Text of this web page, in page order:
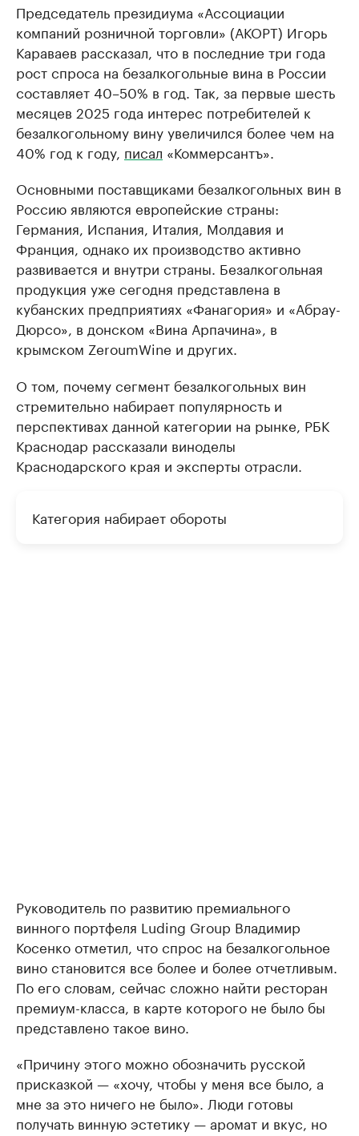
Председатель президиума «Ассоциации
компаний розничной торговли» (АКОРТ) Игорь
Караваев рассказал, что в последние три года
рост спроса на безалкогольные вина в России
составляет 40–50% в год. Так, за первые шесть
месяцев 2025 года интерес потребителей к
безалкогольному вину увеличился более чем на
40% год к году, писал «Коммерсантъ».
Основными поставщиками безалкогольных вин в
Россию являются европейские страны:
Германия, Испания, Италия, Молдавия и
Франция, однако их производство активно
развивается и внутри страны. Безалкогольная
продукция уже сегодня представлена в
кубанских предприятиях «Фанагория» и «Абрау-
Дюрсо», в донском «Вина Арпачина», в
крымском ZeroumWine и других.
О том, почему сегмент безалкогольных вин
стремительно набирает популярность и
перспективах данной категории на рынке, РБК
Краснодар рассказали виноделы
Краснодарского края и эксперты отрасли.
Категория набирает обороты
Руководитель по развитию премиального
винного портфеля Luding Group Владимир
Косенко отметил, что спрос на безалкогольное
вино становится все более и более отчетливым.
По его словам, сейчас сложно найти ресторан
премиум-класса, в карте которого не было бы
представлено такое вино.
«Причину этого можно обозначить русской
присказкой — «хочу, чтобы у меня все было, а
мне за это ничего не было». Люди готовы
получать винную эстетику — аромат и вкус, но